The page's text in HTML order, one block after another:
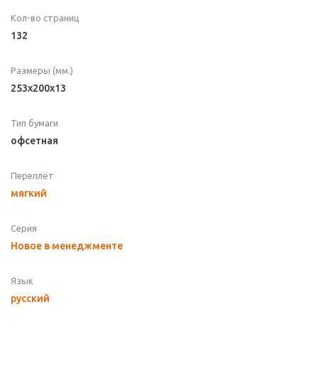
Кол-во страниц
132
Размеры (мм.)
253x200x13
Тип бумаги
офсетная
Переплёт
мягкий
Серия
Новое в менеджменте
Язык
русский